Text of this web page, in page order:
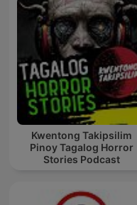
Kwentong Takipsilim
Pinoy Tagalog Horror
Stories Podcast